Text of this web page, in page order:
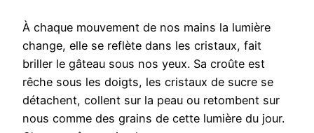
À chaque mouvement de nos mains la lumière
change, elle se reflète dans les cristaux, fait
briller le gâteau sous nos yeux. Sa croûte est
rêche sous les doigts, les cristaux de sucre se
détachent, collent sur la peau ou retombent sur
nous comme des grains de cette lumière du jour.